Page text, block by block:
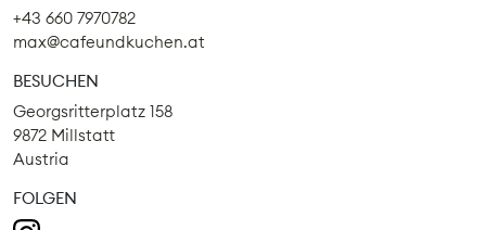
+43 660 7970782
max@cafeundkuchen.at
BESUCHEN
Georgsritterplatz 158
9872 Millstatt
Austria
FOLGEN